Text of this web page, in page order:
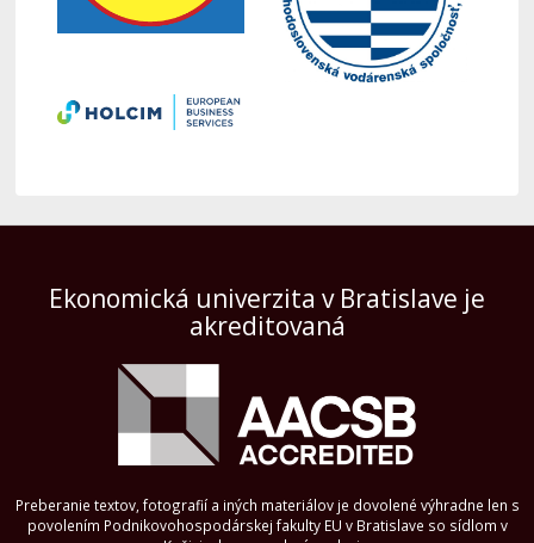
Ekonomická univerzita v Bratislave je
akreditovaná
Preberanie textov, fotografií a iných materiálov je dovolené výhradne len s
povolením Podnikovohospodárskej fakulty EU v Bratislave so sídlom v